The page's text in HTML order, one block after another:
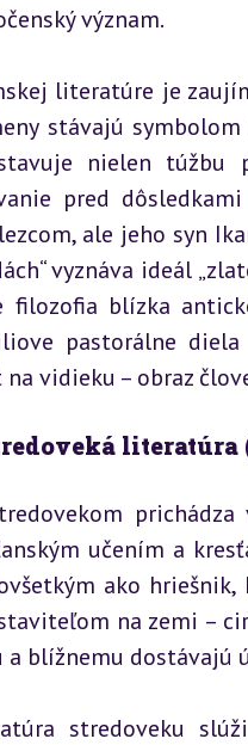
význam.
literatúre je
stávajú
nielen túžbu
pred
ale jeho syn
vyznáva ideál
filozofia blízka
pastorálne diela
vidieku – obraz
literatúra
učením a
ako
na zemi –
a blížnemu dostávajú
stredoveku